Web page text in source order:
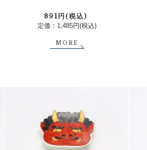
891円(税込)
定価：1,485円(税込)
MORE